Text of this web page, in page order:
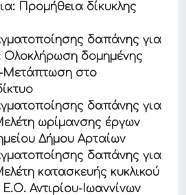
Προμήθεια δίκυκλης
δαπάνης για
Ολοκλήρωση δομημένης
Μετάπτωση στο
δαπάνης για
ωρίμανσης έργων
Δήμου Αρταίων
δαπάνης για
κατασκευής κυκλικού
Αντιρίου-Ιωαννίνων